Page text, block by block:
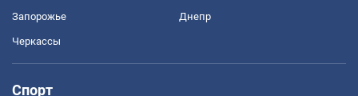
Запорожье Днепр
Черкассы
Спорт